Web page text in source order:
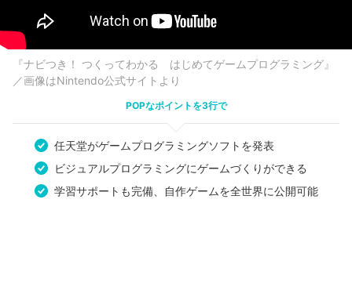
『ナビつき！ つくってわかる はじめてゲームプログラミング』
／画像はNintendo公式サイトより
POPなポイントを3行で
任天堂がゲームプログラミングソフトを発表
ビジュアルプログラミングにゲームづくりができる
学習サポートも完備、自作ゲームを全世界に公開可能